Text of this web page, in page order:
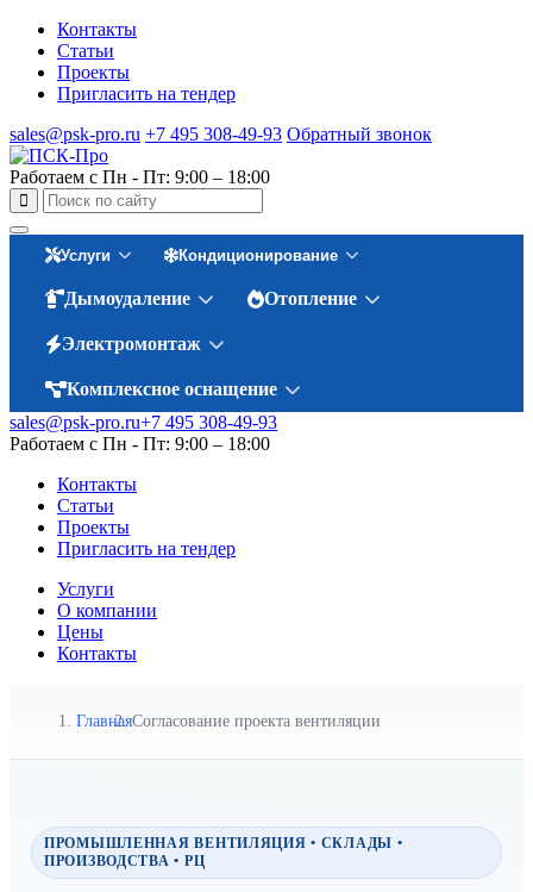
Контакты
Статьи
Проекты
Пригласить на тендер
sales@psk-pro.ru +7 495 308-49-93 Обратный звонок
Работаем с Пн - Пт: 9:00 – 18:00
Услуги Кондиционирование
Дымоудаление Отопление
Электромонтаж
Комплексное оснащение
sales@psk-pro.ru+7 495 308-49-93
Работаем с Пн - Пт: 9:00 – 18:00
Контакты
Статьи
Проекты
Пригласить на тендер
Услуги
О компании
Цены
Контакты
ГлавнаяСогласование проекта вентиляции
ПРОМЫШЛЕННАЯ ВЕНТИЛЯЦИЯ • СКЛАДЫ •
ПРОИЗВОДСТВА • РЦ